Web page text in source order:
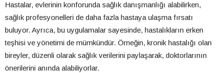
Hastalar, evlerinin konforunda sağlık danışmanlığı alabilirken,
sağlık profesyonelleri de daha fazla hastaya ulaşma fırsatı
buluyor. Ayrıca, bu uygulamalar sayesinde, hastalıkların erken
teşhisi ve yönetimi de mümkündür. Örneğin, kronik hastalığı olan
bireyler, düzenli olarak sağlık verilerini paylaşarak, doktorlarının
önerilerini anında alabiliyorlar.